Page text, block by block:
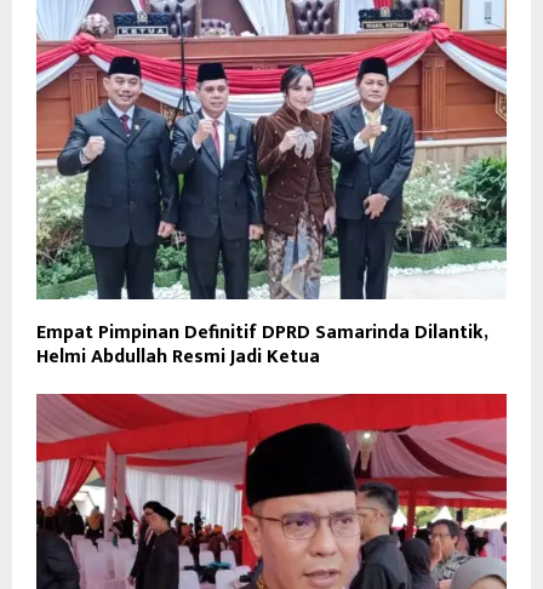
Empat Pimpinan Definitif DPRD Samarinda Dilantik,
Helmi Abdullah Resmi Jadi Ketua